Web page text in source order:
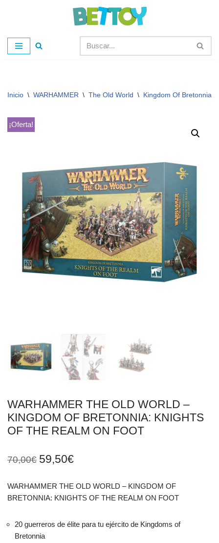
al
contenido
Inicio \ WARHAMMER \ The Old World \ Kingdom Of Bretonnia
¡Oferta!
WARHAMMER THE OLD WORLD –
KINGDOM OF BRETONNIA: KNIGHTS
OF THE REALM ON FOOT
70,00€ 59,50€
WARHAMMER THE OLD WORLD – KINGDOM OF
BRETONNIA: KNIGHTS OF THE REALM ON FOOT
20 guerreros de élite para tu ejército de Kingdoms of
Bretonnia